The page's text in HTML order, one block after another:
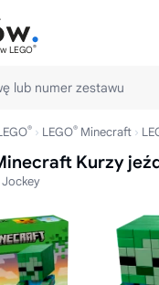
LEGO®
lub numer zestawu
® LEGO® Minecraft
Kurzy
Jockey